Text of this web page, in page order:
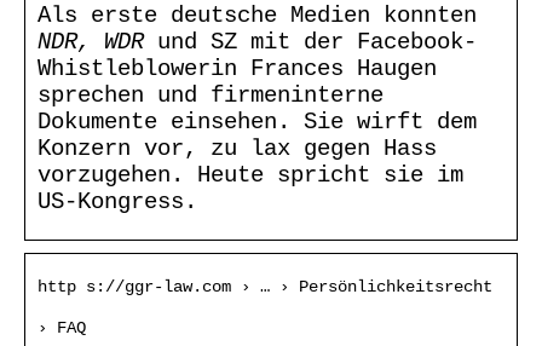
Als erste deutsche Medien konnten
NDR, WDR und SZ mit der Facebook-
Whistleblowerin Frances Haugen
sprechen und firmeninterne
Dokumente einsehen. Sie wirft dem
Konzern vor, zu lax gegen Hass
vorzugehen. Heute spricht sie im
US-Kongress.
http s://ggr-law.com › … › Persönlichkeitsrecht
› FAQ